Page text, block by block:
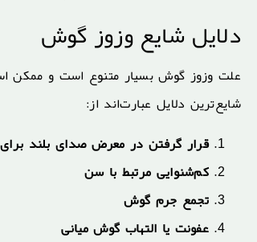
دلایل شایع وزوز گوش
علت وزوز گوش بسیار متنوع است و ممکن
شایع‌ترین دلایل عبارت‌اند از:
قرار گرفتن در معرض صدای بلند
کم‌شنوایی مرتبط با سن
تجمع جرم گوش
عفونت یا التهاب گوش میانی